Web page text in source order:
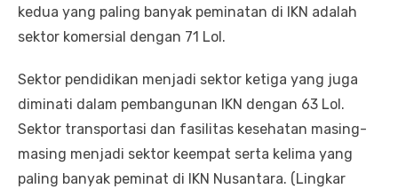
kedua yang paling banyak peminatan di IKN adalah
sektor komersial dengan 71 LoI.
Sektor pendidikan menjadi sektor ketiga yang juga
diminati dalam pembangunan IKN dengan 63 LoI.
Sektor transportasi dan fasilitas kesehatan masing-
masing menjadi sektor keempat serta kelima yang
paling banyak peminat di IKN Nusantara. (Lingkar